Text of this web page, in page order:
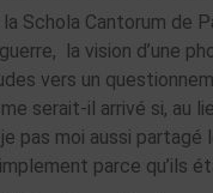
Schola Cantorum de
guerre, la vision d’une
vers un
serait-il arrivé si, au
pas moi aussi
parce qu’ils